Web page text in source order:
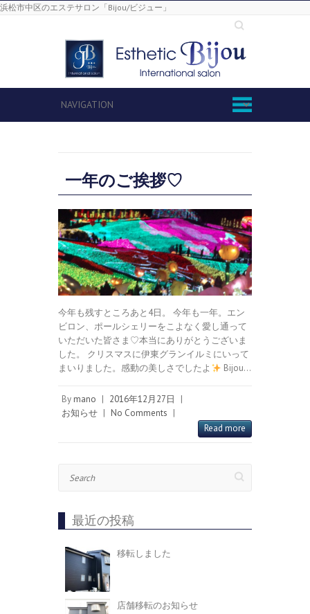
浜松市中区のエステサロン「Bijou/ビジュー」
Search
一年のご挨拶♡
今年も残すところあと4日。 今年も一年。エン
ビロン、ポールシェリーをこよなく愛し通って
いただいた皆さま♡本当にありがとうございま
した。 クリスマスに伊東グランイルミにいって
まいりました。感動の美しさでしたよ
Bijou…
By mano | 2016年12月27日
|
お知らせ | No Comments |
Read more
最近の投稿
移転しました
店舗移転のお知らせ